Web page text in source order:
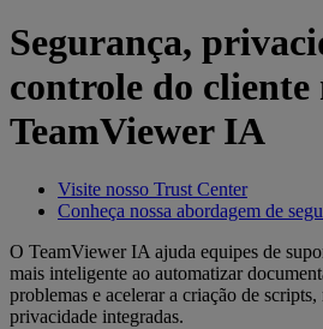
Segurança,
controle do cliente
TeamViewer IA
Visite nosso Trust Center
Conheça nossa abordagem de
O TeamViewer IA ajuda equipes de
mais inteligente ao automatizar
problemas e acelerar a criação de
privacidade integradas.